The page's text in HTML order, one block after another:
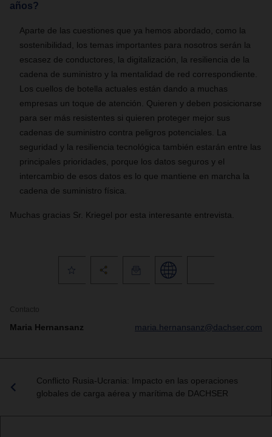
años?
Aparte de las cuestiones que ya hemos abordado, como la
sostenibilidad, los temas importantes para nosotros serán la
escasez de conductores, la digitalización, la resiliencia de la
cadena de suministro y la mentalidad de red correspondiente.
Los cuellos de botella actuales están dando a muchas
empresas un toque de atención. Quieren y deben posicionarse
para ser más resistentes si quieren proteger mejor sus
cadenas de suministro contra peligros potenciales. La
seguridad y la resiliencia tecnológica también estarán entre las
principales prioridades, porque los datos seguros y el
intercambio de esos datos es lo que mantiene en marcha la
cadena de suministro física.
Muchas gracias Sr. Kriegel por esta interesante entrevista.
Contacto
Maria Hernansanz maria.hernansanz@dachser.com
Conflicto Rusia-Ucrania: Impacto en las operaciones
globales de carga aérea y marítima de DACHSER